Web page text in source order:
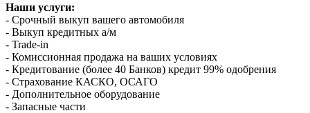
Наши услуги:
- Срочный выкуп вашего автомобиля
- Выкуп кредитных а/м
- Trade-in
- Комиссионная продажа на ваших условиях
- Кредитование (более 40 Банков) кредит 99% одобрения
- Страхование КАСКО, ОСАГО
- Дополнительное оборудование
- Запасные части